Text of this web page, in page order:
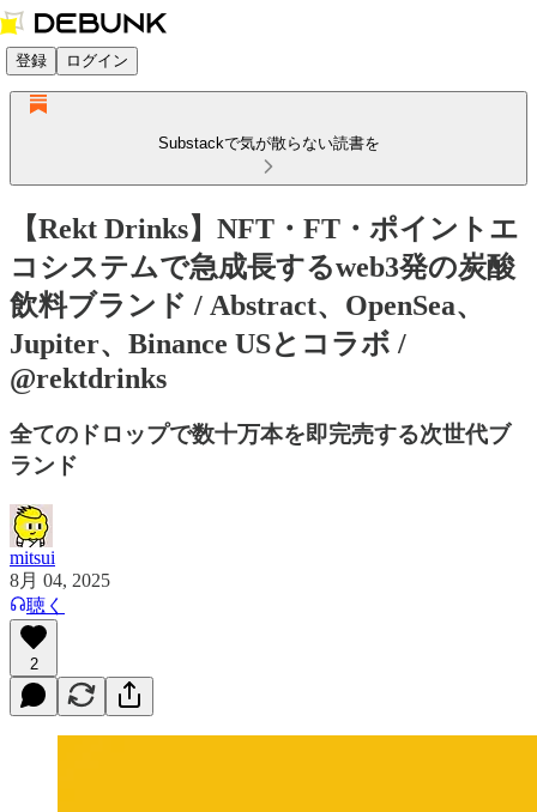
登録 ログイン
Substackで気が散らない読書を
【Rekt Drinks】NFT・FT・ポイントエ
コシステムで急成長するweb3発の炭酸
飲料ブランド / Abstract、OpenSea、
Jupiter、Binance USとコラボ /
@rektdrinks
全てのドロップで数十万本を即完売する次世代ブ
ランド
mitsui
8月 04, 2025
聴く
2